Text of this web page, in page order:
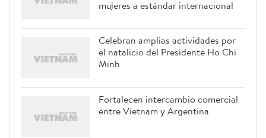
mujeres a estándar internacional
Celebran amplias actividades por
el natalicio del Presidente Ho Chi
Minh
Fortalecen intercambio comercial
entre Vietnam y Argentina